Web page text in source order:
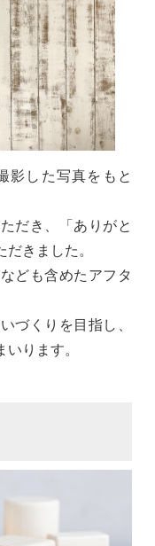
影した写真をもと
だき、「ありがと
きました。
ども含めたアフタ
づくりを目指し、
ります。